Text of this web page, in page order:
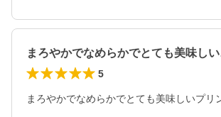
ま
5
まろやかでなめらかでとても美味しいプリ